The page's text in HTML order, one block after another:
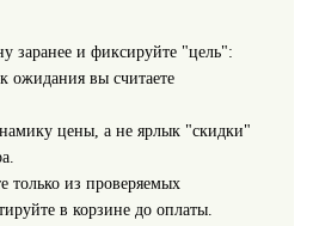
заранее и фиксируйте "цель":
ожидания вы считаете
цены, а не ярлык "скидки"
только из проверяемых
в корзине до оплаты.